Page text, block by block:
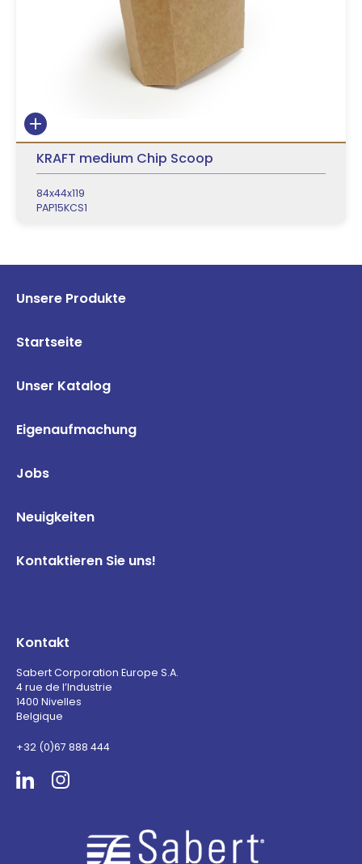
KRAFT medium Chip Scoop
84x44x119
PAP15KCS1
Unsere Produkte
Startseite
Unser Katalog
Eigenaufmachung
Jobs
Neuigkeiten
Kontaktieren Sie uns!
Kontakt
Sabert Corporation Europe S.A.
4 rue de l’Industrie
1400 Nivelles
Belgique
+32 (0)67 888 444